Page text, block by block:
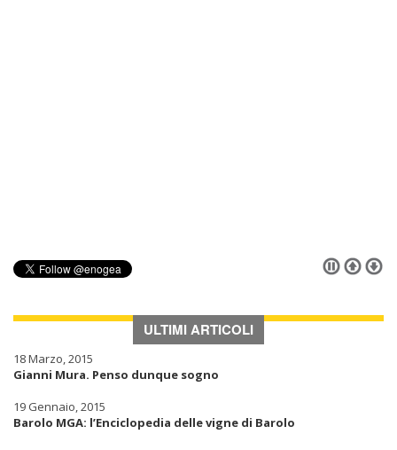
ULTIMI ARTICOLI
18 Marzo, 2015
Gianni Mura. Penso dunque sogno
19 Gennaio, 2015
Barolo MGA: l’Enciclopedia delle vigne di Barolo